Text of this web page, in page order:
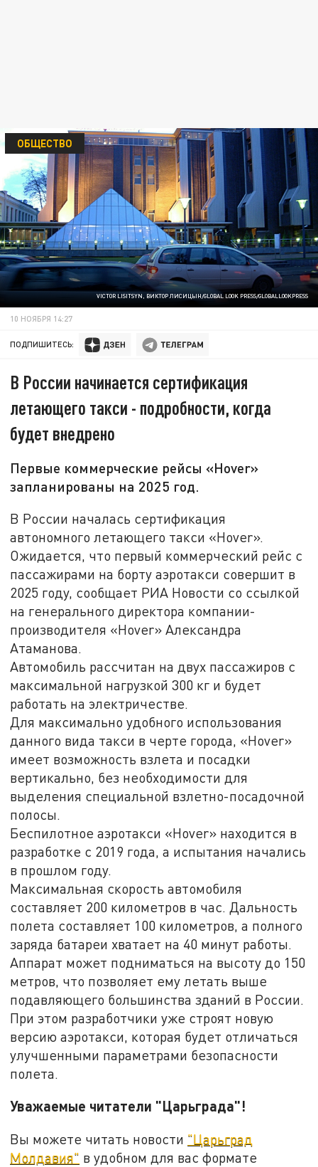
VICTOR LISITSYN, ВИКТОР ЛИСИЦЫН/GLOBAL LOOK PRESS/GLOBALLOOKPRESS
ОБЩЕСТВО
10 НОЯБРЯ 14:27
ПОДПИШИТЕСЬ:
В России начинается сертификация
летающего такси - подробности, когда
будет внедрено
Первые коммерческие рейсы «Hover»
запланированы на 2025 год.
В России началась сертификация
автономного летающего такси «Hover».
Ожидается, что первый коммерческий рейс с
пассажирами на борту аэротакси совершит в
2025 году, сообщает РИА Новости со ссылкой
на генерального директора компании-
производителя «Hover» Александра
Атаманова.
Автомобиль рассчитан на двух пассажиров с
максимальной нагрузкой 300 кг и будет
работать на электричестве.
Для максимально удобного использования
данного вида такси в черте города, «Hover»
имеет возможность взлета и посадки
вертикально, без необходимости для
выделения специальной взлетно-посадочной
полосы.
Беспилотное аэротакси «Hover» находится в
разработке с 2019 года, а испытания начались
в прошлом году.
Максимальная скорость автомобиля
составляет 200 километров в час. Дальность
полета составляет 100 километров, а полного
заряда батареи хватает на 40 минут работы.
Аппарат может подниматься на высоту до 150
метров, что позволяет ему летать выше
подавляющего большинства зданий в России.
При этом разработчики уже строят новую
версию аэротакси, которая будет отличаться
улучшенными параметрами безопасности
полета.
Уважаемые читатели "Царьграда"!
Вы можете читать новости "Царьград
Молдавия" в удобном для вас формате